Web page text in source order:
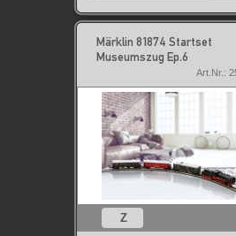
Märklin 81874 Startset
Museumszug Ep.6
Art.Nr.:
Z